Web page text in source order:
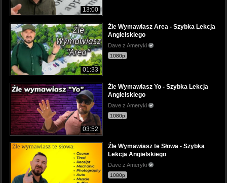
13:00
01:33
Źle Wymawiasz Area - Szybka Lekcja
Angielskiego
Dave z Ameryki
1080p
03:52
Źle Wymawiasz Yo - Szybka Lekcja
Angielskiego
Dave z Ameryki
1080p
Źle Wymawiasz te Słowa - Szybka
Lekcja Angielskiego
Dave z Ameryki
1080p